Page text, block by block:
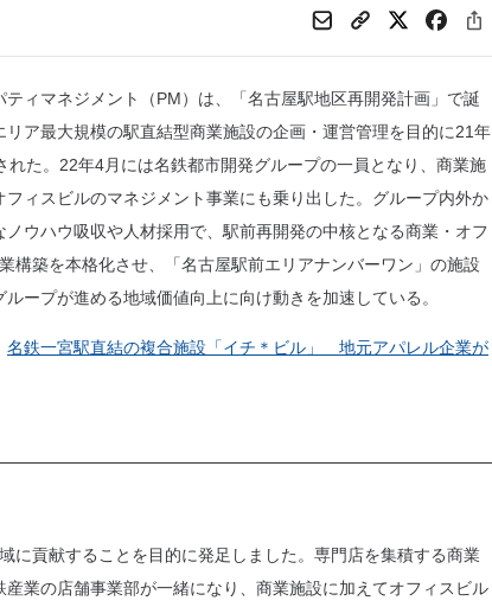
ィマネジメント（PM）は、「名古屋駅地区再開発計画」で誕
リア最大規模の駅直結型商業施設の企画・運営管理を目的に21年
れた。22年4月には名鉄都市開発グループの一員となり、商業施
フィスビルのマネジメント事業にも乗り出した。グループ内外か
ノウハウ吸収や人材採用で、駅前再開発の中核となる商業・オフ
構築を本格化させ、「名古屋駅前エリアナンバーワン」の施設
ループが進める地域価値向上に向け動きを加速している。
名鉄一宮駅直結の複合施設「イチ＊ビル」 地元アパレル企業が
貢献することを目的に発足しました。専門店を集積する商業
業の店舗事業部が一緒になり、商業施設に加えてオフィスビル